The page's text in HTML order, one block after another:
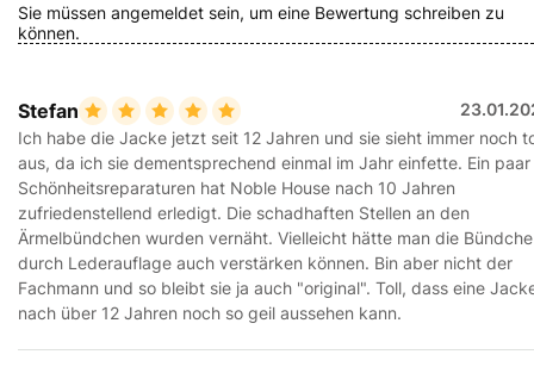
Sie müssen angemeldet sein, um eine Bewertung schreiben zu
können.
Stefan
Ich habe die Jacke jetzt seit 12 Jahren und sie sieht immer noch
aus, da ich sie dementsprechend einmal im Jahr einfette. Ein paar
Schönheitsreparaturen hat Noble House nach 10 Jahren
zufriedenstellend erledigt. Die schadhaften Stellen an den
Ärmelbündchen wurden vernäht. Vielleicht hätte man die
durch Lederauflage auch verstärken können. Bin aber nicht der
Fachmann und so bleibt sie ja auch "original". Toll, dass eine
nach über 12 Jahren noch so geil aussehen kann.